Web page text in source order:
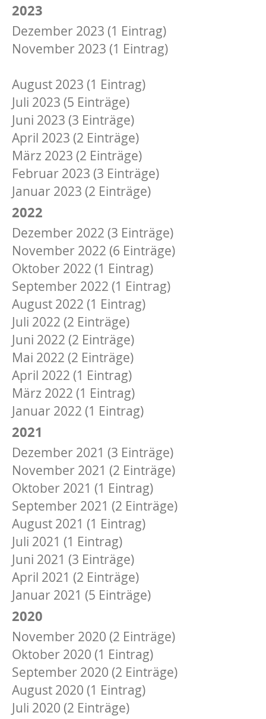
2023
Dezember 2023 (1 Eintrag)
November 2023 (1 Eintrag)
August 2023 (1 Eintrag)
Juli 2023 (5 Einträge)
Juni 2023 (3 Einträge)
April 2023 (2 Einträge)
März 2023 (2 Einträge)
Februar 2023 (3 Einträge)
Januar 2023 (2 Einträge)
2022
Dezember 2022 (3 Einträge)
November 2022 (6 Einträge)
Oktober 2022 (1 Eintrag)
September 2022 (1 Eintrag)
August 2022 (1 Eintrag)
Juli 2022 (2 Einträge)
Juni 2022 (2 Einträge)
Mai 2022 (2 Einträge)
April 2022 (1 Eintrag)
März 2022 (1 Eintrag)
Januar 2022 (1 Eintrag)
2021
Dezember 2021 (3 Einträge)
November 2021 (2 Einträge)
Oktober 2021 (1 Eintrag)
September 2021 (2 Einträge)
August 2021 (1 Eintrag)
Juli 2021 (1 Eintrag)
Juni 2021 (3 Einträge)
April 2021 (2 Einträge)
Januar 2021 (5 Einträge)
2020
November 2020 (2 Einträge)
Oktober 2020 (1 Eintrag)
September 2020 (2 Einträge)
August 2020 (1 Eintrag)
Juli 2020 (2 Einträge)